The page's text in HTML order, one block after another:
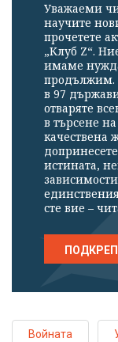
Уважаеми
научите
прочетете
„Клуб Z“.
имаме
продължим.
в 97
отваряте
в търсене
качествена
истината,
сте вие –
Войната